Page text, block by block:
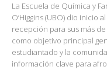
La Escuela de Química y
O’Higgins (UBO) dio inicio
recepción para sus más
como objetivo principal
estudiantado y la
información clave para